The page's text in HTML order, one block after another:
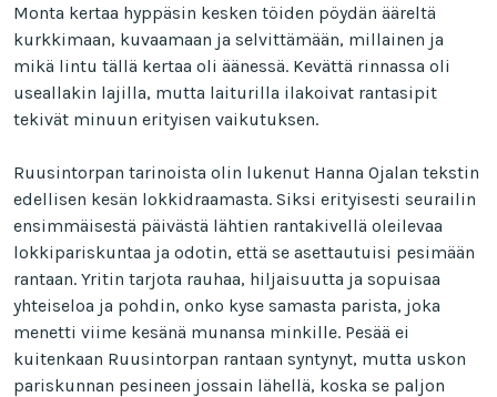
Monta kertaa hyppäsin kesken töiden pöydän ääreltä
kurkkimaan, kuvaamaan ja selvittämään, millainen ja
mikä lintu tällä kertaa oli äänessä. Kevättä rinnassa oli
useallakin lajilla, mutta laiturilla ilakoivat rantasipit
tekivät minuun erityisen vaikutuksen.
Ruusintorpan tarinoista olin lukenut Hanna Ojalan tekstin
edellisen kesän lokkidraamasta. Siksi erityisesti seurailin
ensimmäisestä päivästä lähtien rantakivellä oleilevaa
lokkipariskuntaa ja odotin, että se asettautuisi pesimään
rantaan. Yritin tarjota rauhaa, hiljaisuutta ja sopuisaa
yhteiseloa ja pohdin, onko kyse samasta parista, joka
menetti viime kesänä munansa minkille. Pesää ei
kuitenkaan Ruusintorpan rantaan syntynyt, mutta uskon
pariskunnan pesineen jossain lähellä, koska se paljon